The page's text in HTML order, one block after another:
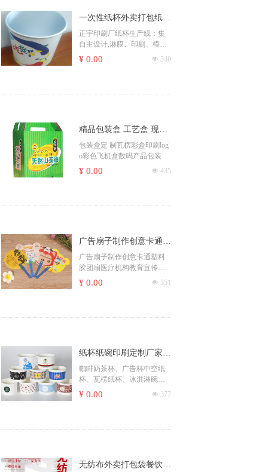
一次性纸杯外卖打包纸杯
咖啡奶茶杯牛皮纸汤桶粥
杯纸碗汤杯定制厂
正宇印刷厂纸杯生产线：集
自主设计,淋膜、印刷、模
切、生产、销售为一体。
为了充分满足客户的印刷定
制需求，使用了全新的自动
柔版水墨印刷机和5色胶印印
膜)
3盎司(上口52X下口36X高52)
二、食用白卡(300克+18克淋
膜)
9盎司(上口75X下口53X高85)
三、铝箔纸(210+50克铝箔)
9盎司(上口75X下口53X高85)
四、中空杯(内杯300克+260
넶 340
¥ 0.00
精品包装盒 工艺盒 现
货、定制 印刷厂家瓦楞
彩盒印刷
包装盒定 制瓦楞彩盒印刷log
o彩色飞机盒数码产品包装盒
纸盒定 做
넶 435
¥ 0.00
广告扇子制作创意卡通塑
料胶团扇医疗机构教育宣
传工艺礼品pp团扇
广告扇子制作创意卡通塑料
胶团扇医疗机构教育宣传工
艺礼品pp团扇
넶 351
¥ 0.00
纸杯纸碗印刷定制厂家
食品一次性 广告杯子 汕
头纸碟纸碗、打包盒广告
杯中空纸杯、瓦楞纸杯、
咖啡奶茶杯、广告杯中空纸
杯、瓦楞纸杯、冰淇淋碗、
纸碟纸碗、打包盒、防烫特
넶 377
¥ 0.00
无纺布外卖打包袋餐饮快